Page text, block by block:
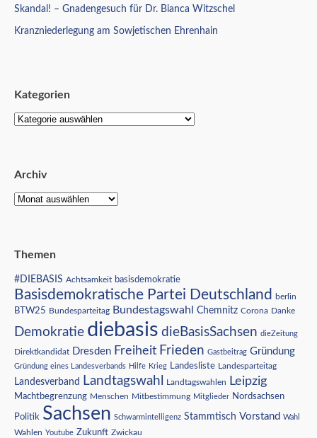
Skandal! – Gnadengesuch für Dr. Bianca Witzschel
Kranzniederlegung am Sowjetischen Ehrenhain
Kategorien
Archiv
Themen
#DIEBASIS Achtsamkeit basisdemokratie
Basisdemokratische Partei Deutschland berlin
BTW25 Bundesparteitag Bundestagswahl Chemnitz Corona Danke
Demokratie diebasis dieBasisSachsen dieZeitung
Direktkandidat Dresden Freiheit Frieden Gastbeitrag Gründung
Gründung eines Landesverbands Hilfe Krieg Landesliste Landesparteitag
Landesverband Landtagswahl Landtagswahlen Leipzig
Machtbegrenzung Menschen Mitbestimmung Mitglieder Nordsachsen
Politik Sachsen Schwarmintelligenz Stammtisch Vorstand Wahl
Wahlen Youtube Zukunft Zwickau